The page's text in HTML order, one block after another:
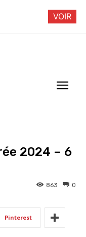
2024 – 6
0
863
Pinterest
VOIR